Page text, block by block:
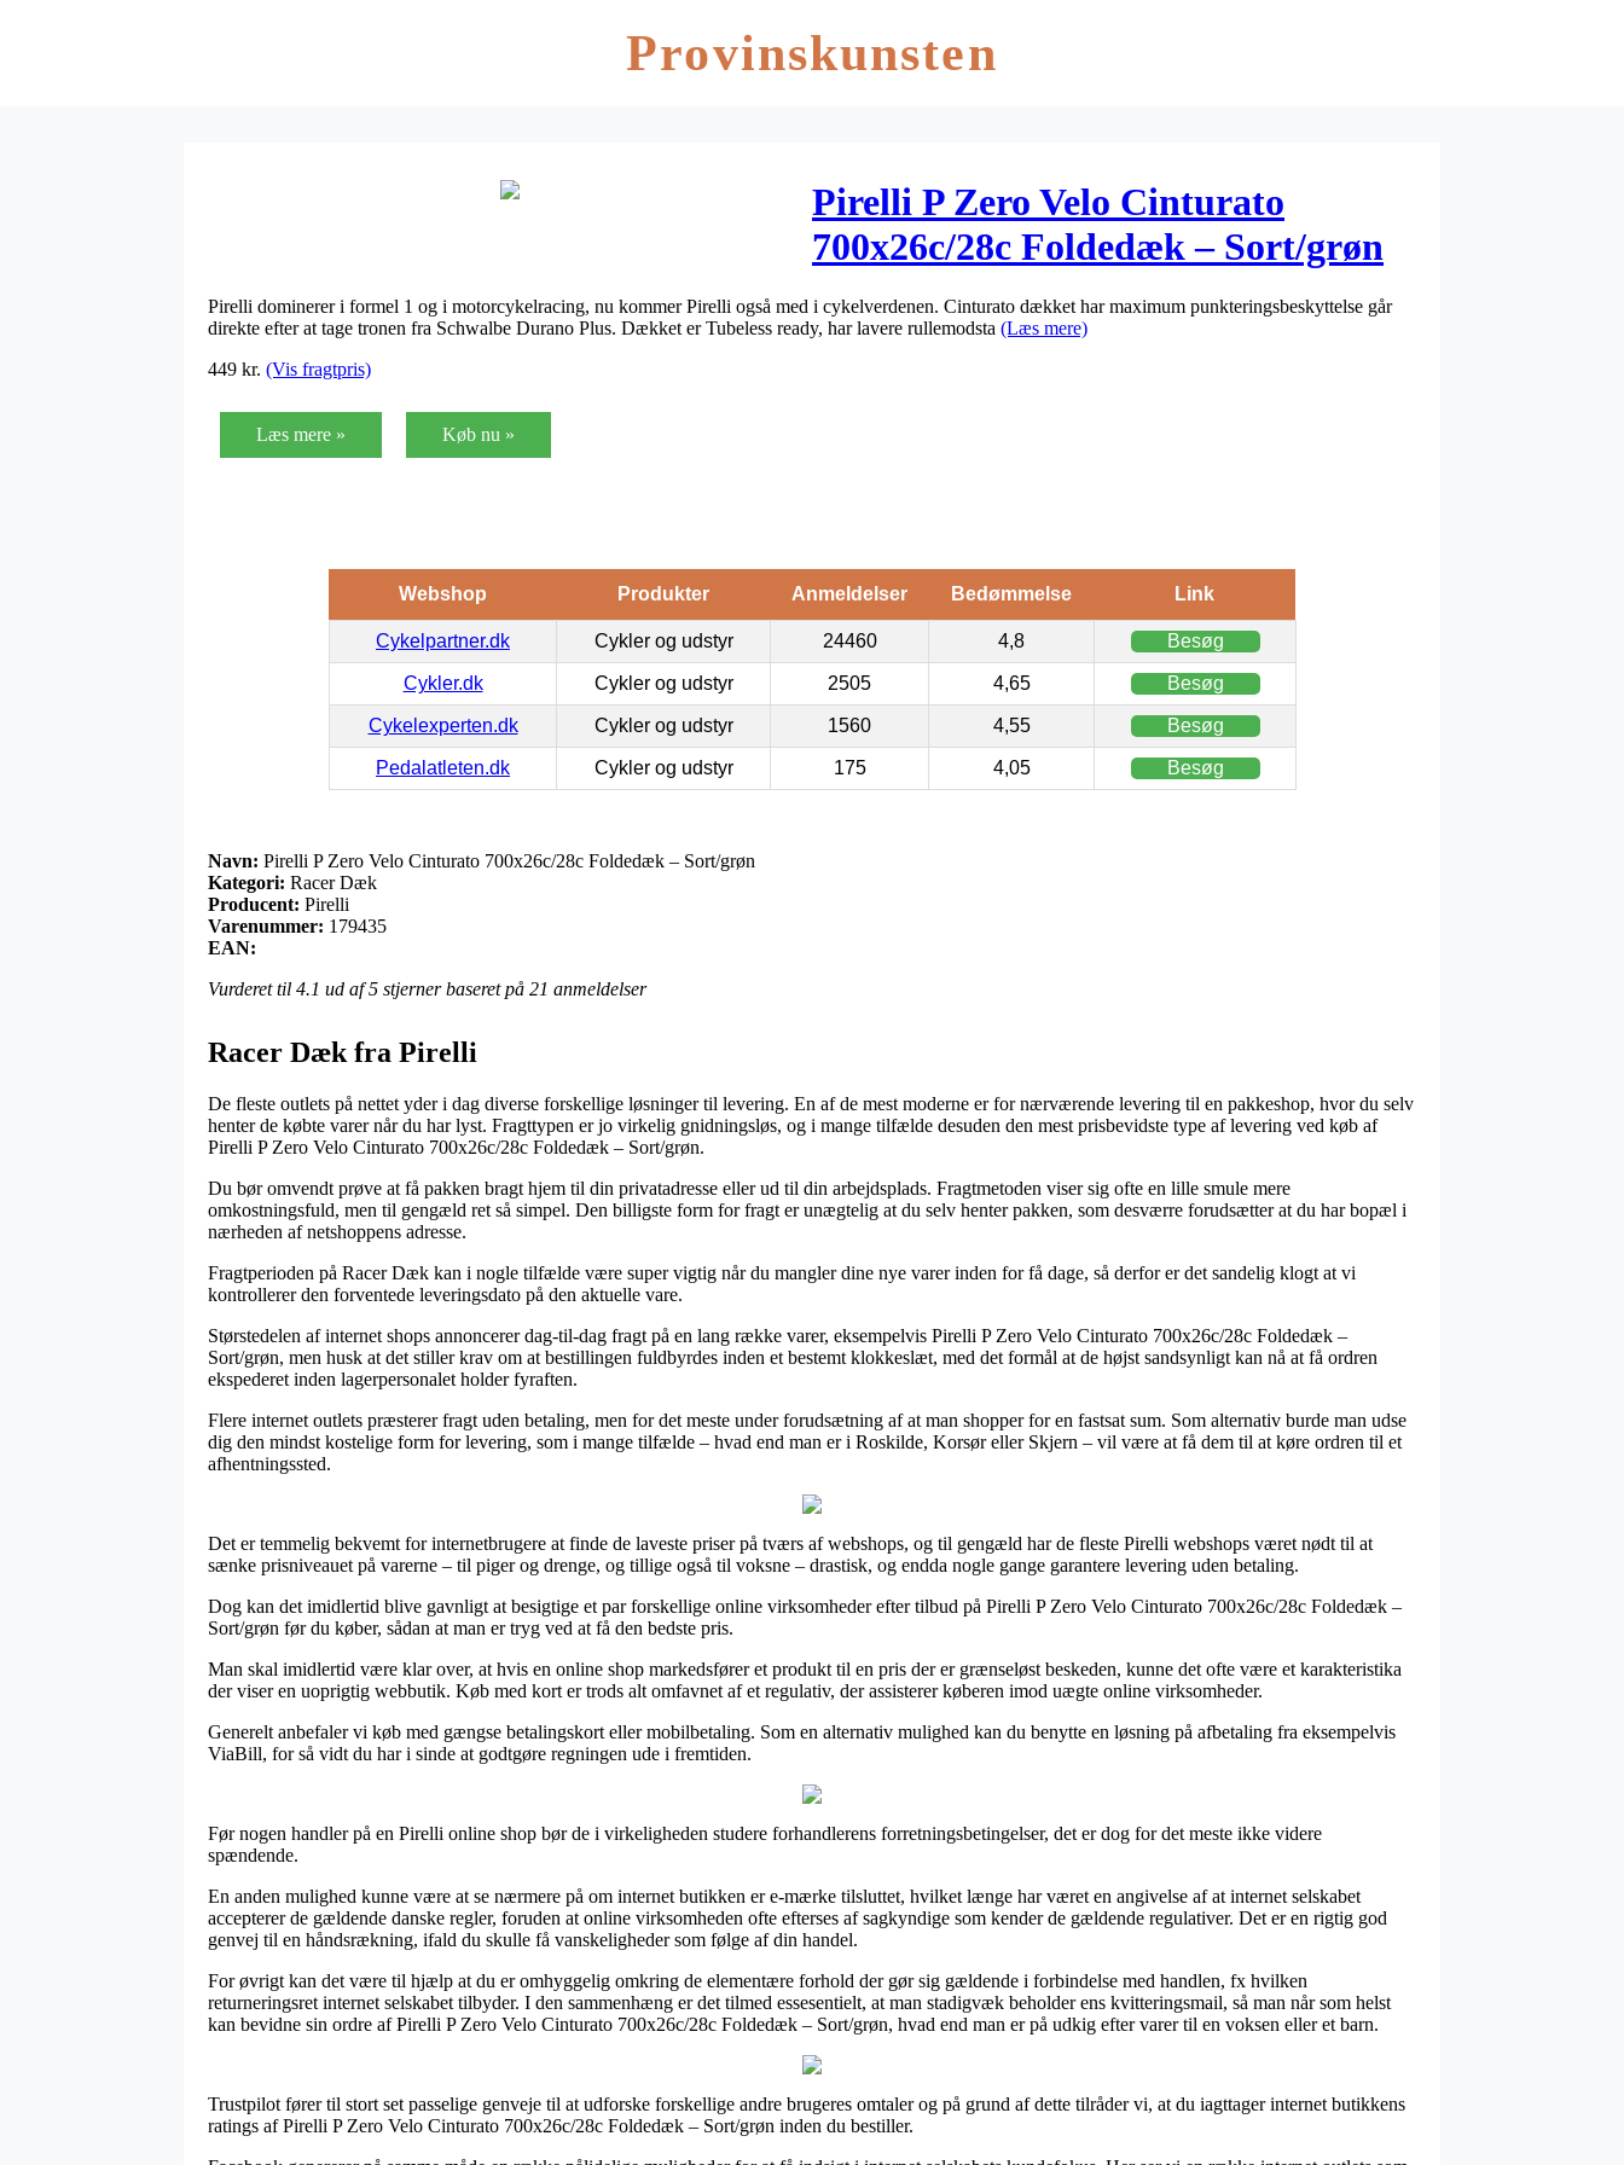
Provinskunsten
Pirelli P Zero Velo Cinturato
700x26c/28c Foldedæk – Sort/grøn
Pirelli dominerer i formel 1 og i motorcykelracing, nu kommer Pirelli også med i cykelverdenen. Cinturato dækket har maximum punkteringsbeskyttelse går
direkte efter at tage tronen fra Schwalbe Durano Plus. Dækket er Tubeless ready, har lavere rullemodsta (Læs mere)
449 kr. (Vis fragtpris)
Læs mere » Køb nu »
Webshop Produkter Anmeldelser Bedømmelse Link
Cykelpartner.dk Cykler og udstyr 24460 4,8 Besøg
Cykler.dk Cykler og udstyr 2505 4,65 Besøg
Cykelexperten.dk Cykler og udstyr 1560 4,55 Besøg
Pedalatleten.dk Cykler og udstyr 175 4,05 Besøg
Navn: Pirelli P Zero Velo Cinturato 700x26c/28c Foldedæk – Sort/grøn
Kategori: Racer Dæk
Producent: Pirelli
Varenummer: 179435
EAN:
Vurderet til 4.1 ud af 5 stjerner baseret på 21 anmeldelser
Racer Dæk fra Pirelli
De fleste outlets på nettet yder i dag diverse forskellige løsninger til levering. En af de mest moderne er for nærværende levering til en pakkeshop, hvor du selv
henter de købte varer når du har lyst. Fragttypen er jo virkelig gnidningsløs, og i mange tilfælde desuden den mest prisbevidste type af levering ved køb af
Pirelli P Zero Velo Cinturato 700x26c/28c Foldedæk – Sort/grøn.
Du bør omvendt prøve at få pakken bragt hjem til din privatadresse eller ud til din arbejdsplads. Fragtmetoden viser sig ofte en lille smule mere
omkostningsfuld, men til gengæld ret så simpel. Den billigste form for fragt er unægtelig at du selv henter pakken, som desværre forudsætter at du har bopæl i
nærheden af netshoppens adresse.
Fragtperioden på Racer Dæk kan i nogle tilfælde være super vigtig når du mangler dine nye varer inden for få dage, så derfor er det sandelig klogt at vi
kontrollerer den forventede leveringsdato på den aktuelle vare.
Størstedelen af internet shops annoncerer dag-til-dag fragt på en lang række varer, eksempelvis Pirelli P Zero Velo Cinturato 700x26c/28c Foldedæk –
Sort/grøn, men husk at det stiller krav om at bestillingen fuldbyrdes inden et bestemt klokkeslæt, med det formål at de højst sandsynligt kan nå at få ordren
ekspederet inden lagerpersonalet holder fyraften.
Flere internet outlets præsterer fragt uden betaling, men for det meste under forudsætning af at man shopper for en fastsat sum. Som alternativ burde man udse
dig den mindst kostelige form for levering, som i mange tilfælde – hvad end man er i Roskilde, Korsør eller Skjern – vil være at få dem til at køre ordren til et
afhentningssted.
Det er temmelig bekvemt for internetbrugere at finde de laveste priser på tværs af webshops, og til gengæld har de fleste Pirelli webshops været nødt til at
sænke prisniveauet på varerne – til piger og drenge, og tillige også til voksne – drastisk, og endda nogle gange garantere levering uden betaling.
Dog kan det imidlertid blive gavnligt at besigtige et par forskellige online virksomheder efter tilbud på Pirelli P Zero Velo Cinturato 700x26c/28c Foldedæk –
Sort/grøn før du køber, sådan at man er tryg ved at få den bedste pris.
Man skal imidlertid være klar over, at hvis en online shop markedsfører et produkt til en pris der er grænseløst beskeden, kunne det ofte være et karakteristika
der viser en uoprigtig webbutik. Køb med kort er trods alt omfavnet af et regulativ, der assisterer køberen imod uægte online virksomheder.
Generelt anbefaler vi køb med gængse betalingskort eller mobilbetaling. Som en alternativ mulighed kan du benytte en løsning på afbetaling fra eksempelvis
ViaBill, for så vidt du har i sinde at godtgøre regningen ude i fremtiden.
Før nogen handler på en Pirelli online shop bør de i virkeligheden studere forhandlerens forretningsbetingelser, det er dog for det meste ikke videre
spændende.
En anden mulighed kunne være at se nærmere på om internet butikken er e-mærke tilsluttet, hvilket længe har været en angivelse af at internet selskabet
accepterer de gældende danske regler, foruden at online virksomheden ofte efterses af sagkyndige som kender de gældende regulativer. Det er en rigtig god
genvej til en håndsrækning, ifald du skulle få vanskeligheder som følge af din handel.
For øvrigt kan det være til hjælp at du er omhyggelig omkring de elementære forhold der gør sig gældende i forbindelse med handlen, fx hvilken
returneringsret internet selskabet tilbyder. I den sammenhæng er det tilmed essesentielt, at man stadigvæk beholder ens kvitteringsmail, så man når som helst
kan bevidne sin ordre af Pirelli P Zero Velo Cinturato 700x26c/28c Foldedæk – Sort/grøn, hvad end man er på udkig efter varer til en voksen eller et barn.
Trustpilot fører til stort set passelige genveje til at udforske forskellige andre brugeres omtaler og på grund af dette tilråder vi, at du iagttager internet butikkens
ratings af Pirelli P Zero Velo Cinturato 700x26c/28c Foldedæk – Sort/grøn inden du bestiller.